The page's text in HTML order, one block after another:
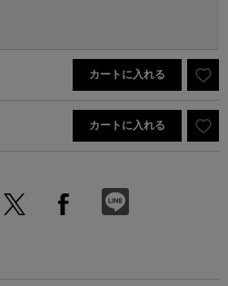
カートに入れる
カートに入れる